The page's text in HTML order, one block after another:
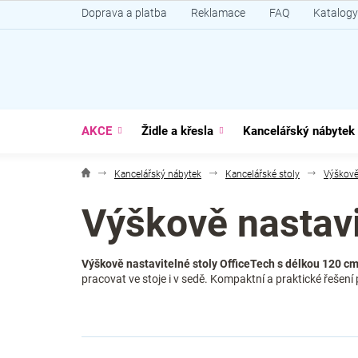
na
Doprava a platba Reklamace FAQ Katalogy
AKCE Židle a křesla Kancelářský nábytek
Kancelářský nábytek Kancelářské stoly
Výškově
Výškově nastavitelné stoly OfficeTech s délkou 120 cm
pracovat ve stoje i v sedě. Kompaktní a praktické